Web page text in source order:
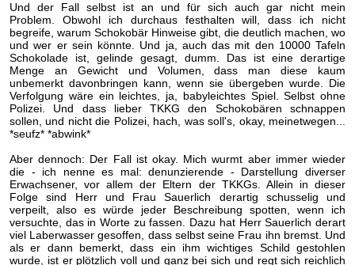
Und der Fall selbst ist an und für sich auch gar nicht mein
Problem. Obwohl ich durchaus festhalten will, dass ich nicht
begreife, warum Schokobär Hinweise gibt, die deutlich machen, wo
und wer er sein könnte. Und ja, auch das mit den 10000 Tafeln
Schokolade ist, gelinde gesagt, dumm. Das ist eine derartige
Menge an Gewicht und Volumen, dass man diese kaum
unbemerkt davonbringen kann, wenn sie übergeben wurde. Die
Verfolgung wäre ein leichtes, ja, babyleichtes Spiel. Selbst ohne
Polizei. Und dass lieber TKKG den Schokobären schnappen
sollen, und nicht die Polizei, hach, was soll's, okay, meinetwegen...
*seufz* *abwink*
Aber dennoch: Der Fall ist okay. Mich wurmt aber immer wieder
die - ich nenne es mal: denunzierende - Darstellung diverser
Erwachsener, vor allem der Eltern der TKKGs. Allein in dieser
Folge sind Herr und Frau Sauerlich derartig schusselig und
verpeilt, also es würde jeder Beschreibung spotten, wenn ich
versuchte, das in Worte zu fassen. Dazu hat Herr Sauerlich derart
viel Laberwasser gesoffen, dass selbst seine Frau ihn bremst. Und
als er dann bemerkt, dass ein ihm wichtiges Schild gestohlen
wurde, ist er plötzlich voll und ganz bei sich und regt sich reichlich